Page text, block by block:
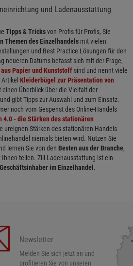
und Ladenausstattung
Tipps & Tricksvon Profis für Profis, Sie
Themen des Einzelhandels mit vielen
und Best Practice Lösungen für den
neueren Datums befasst sich mit der Frage,
Papier und Kunststoff sind und nennt viele
Kleiderbügel zur Präsentation von
einen Überblick über die Vielfalt der
gibt Tipps zur Auswahl und zum Einsatz.
noch vom Gespenst des Online-Handels
4.0 - die Stärken des stationären
ureignen Stärken des stationären Handels
niemals bieten wird. Nutzen Sie
lernen Sie von den Besten aus der Branche,
teilen. Zill Ladenausstattung ist ein
im Einzelhandel .
Newsletter
Melden Sie sich jetzt an und
profitieren Sie von unseren